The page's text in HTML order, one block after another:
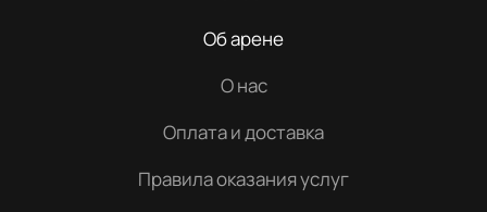
Об арене
О нас
Оплата и доставка
Правила оказания услуг